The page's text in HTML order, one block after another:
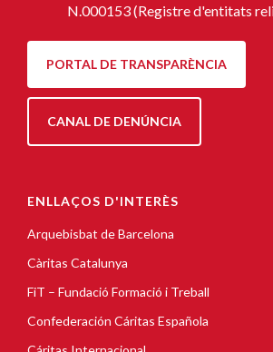
N.000153 (Registre d'entitats
PORTAL DE TRANSPARÈNCIA
CANAL DE DENÚNCIA
ENLLAÇOS D'INTERÈS
Arquebisbat de Barcelona
Càritas Catalunya
FiT – Fundació Formació i Treball
Confederación Cáritas Española